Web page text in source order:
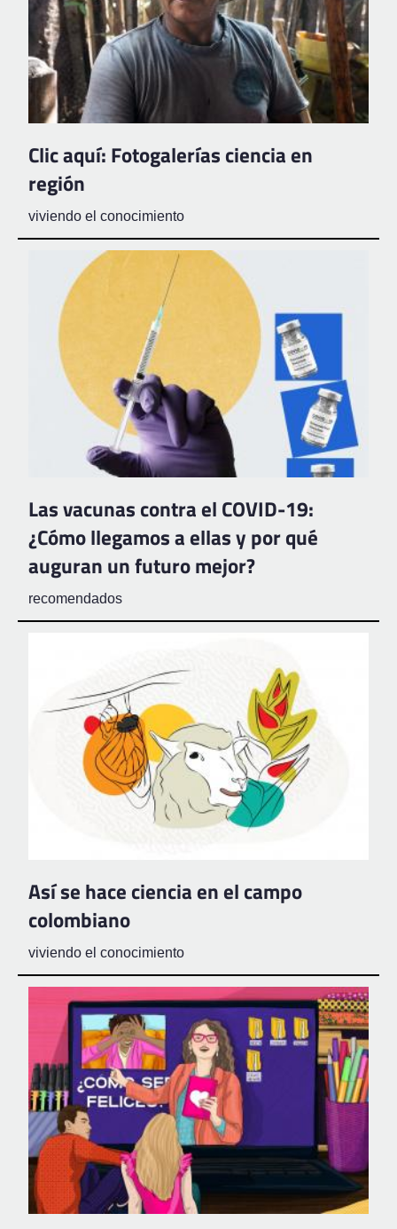
Clic aquí: Fotogalerías ciencia en
región
viviendo el conocimiento
Las vacunas contra el COVID-19:
¿Cómo llegamos a ellas y por qué
auguran un futuro mejor?
recomendados
Así se hace ciencia en el campo
colombiano
viviendo el conocimiento